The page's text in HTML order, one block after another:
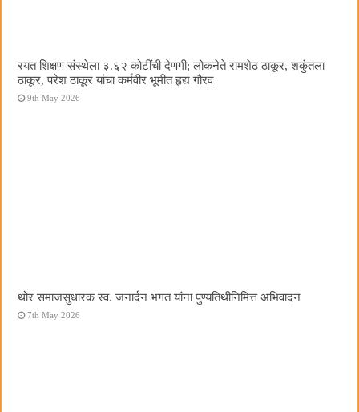
रयत शिक्षण संस्थेला ३.६२ कोटींची देणगी; लोकनेते रामशेठ ठाकूर, शकुंतला
ठाकूर, परेश ठाकूर यांचा कर्मवीर भूमीत हृद्य गौरव
9th May 2026
थोर समाजसुधारक स्व. जनार्दन भगत यांना पुण्यतिथीनिमित्त अभिवादन
7th May 2026